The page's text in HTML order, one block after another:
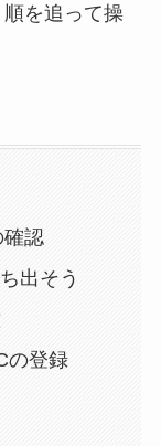
を追って操
認
出そう
の登録